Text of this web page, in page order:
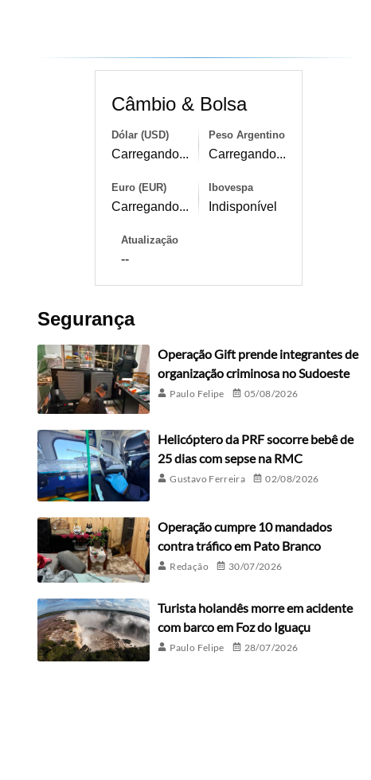
Câmbio & Bolsa
Dólar (USD)
Carregando...
Peso Argentino
Carregando...
Euro (EUR)
Carregando...
Ibovespa
Indisponível
Atualização
--
Segurança
Operação Gift prende integrantes de
organização criminosa no Sudoeste
Paulo Felipe 05/08/2026
Helicóptero da PRF socorre bebê de
25 dias com sepse na RMC
Gustavo Ferreira 02/08/2026
Operação cumpre 10 mandados
contra tráfico em Pato Branco
Redação 30/07/2026
Turista holandês morre em acidente
com barco em Foz do Iguaçu
Paulo Felipe 28/07/2026